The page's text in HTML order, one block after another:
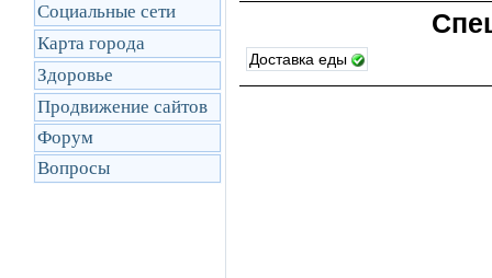
Социальные сети
Карта города
Здоровье
Продвижение сайтов
Форум
Вопросы
Доставка еды